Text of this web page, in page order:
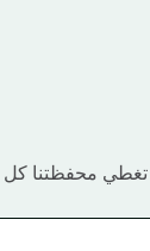
تغطي محفظتنا كل